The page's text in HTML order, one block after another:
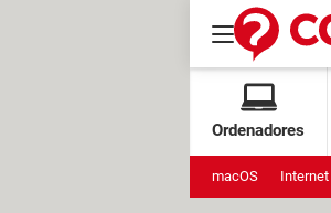
Ordenadores
macOS Internet